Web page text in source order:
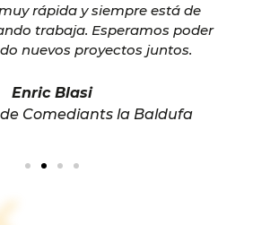
rápida y siempre está de
trabaja. Esperamos poder
nuevos proyectos juntos.
Enric Blasi
Comediants la Baldufa